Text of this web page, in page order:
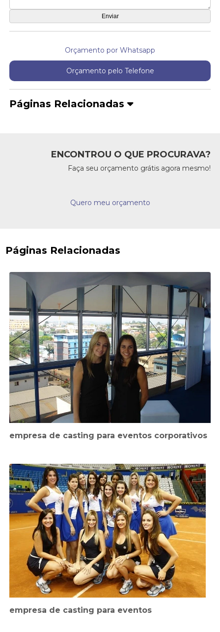
Orçamento por Whatsapp
Orçamento pelo Telefone
Páginas Relacionadas
ENCONTROU O QUE PROCURAVA?
Faça seu orçamento grátis agora mesmo!
Quero meu orçamento
Páginas Relacionadas
empresa de casting para eventos corporativos
empresa de casting para eventos